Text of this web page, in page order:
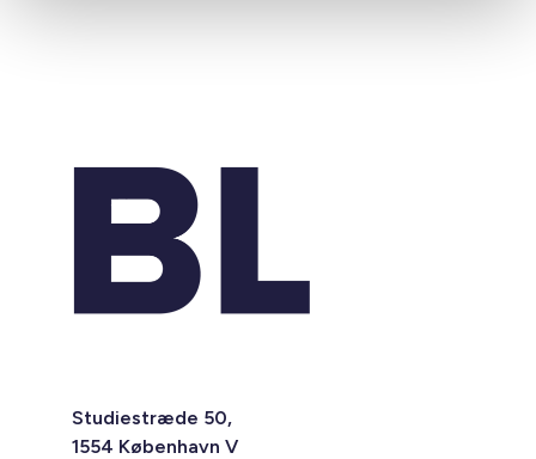
Studiestræde 50,
1554 København V